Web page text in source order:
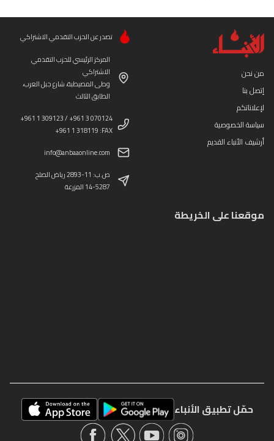
من نحن
إتصل بنا
لإعلاناتكم
سياسة الخصوصية
أرشيف الأنباء القديم
تصدر عن الحزب التقدمي الاشتراكي
المركز الرئيسي للحزب التقدمي
الاشتراكي
وطى المصيطبة، شارع جبل العرب،
الطابق الثالث
+961 1 309123 / +961 3 070124
+961 1 318119 :FAX
info@anbaaonline.com
ص.ب: 11-2893 رياض الصلح
14-5287 المزرعة
موقعنا على الخريطة
حمّل تطبيق الأنباء